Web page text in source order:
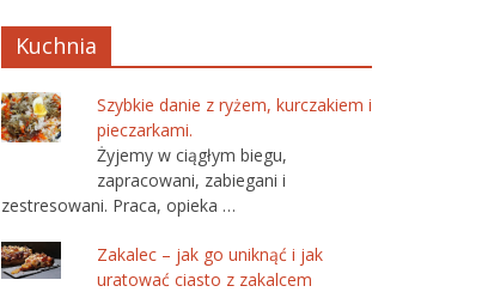
Kuchnia
Szybkie danie z ryżem, kurczakiem i
pieczarkami.
Żyjemy w ciągłym biegu,
zapracowani, zabiegani i
zestresowani. Praca, opieka …
Zakalec – jak go uniknąć i jak
uratować ciasto z zakalcem